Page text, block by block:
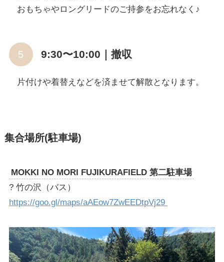
おもちゃやロングリードのご持参をお忘れなく♪
9:30〜10:00｜撤収
片付けや着替えなどを済ませて解散となります。
集合場所(駐車場)
MOKKI NO MORI FUJIKURAFIELD 第二駐車場
? 竹の沢（バス）
https://goo.gl/maps/aAEow7ZwEEDtpVj29